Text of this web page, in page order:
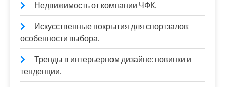
Недвижимость от компании ЧФК.
Искусственные покрытия для спортзалов:
особенности выбора.
Тренды в интерьерном дизайне: новинки и
тенденции.